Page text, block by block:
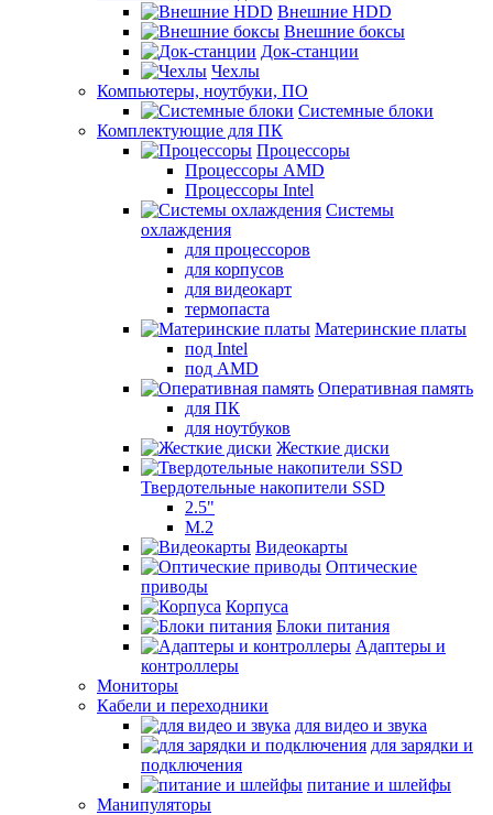
Внешние HDD
Внешние боксы
Док-станции
Чехлы
Компьютеры, ноутбуки, ПО
Системные блоки
Комплектующие для ПК
Процессоры
Процессоры AMD
Процессоры Intel
Системы
охлаждения
для процессоров
для корпусов
для видеокарт
термопаста
Материнские платы
под Intel
под AMD
Оперативная память
для ПК
для ноутбуков
Жесткие диски
Твердотельные накопители SSD
2.5"
M.2
Видеокарты
Оптические
приводы
Корпуса
Блоки питания
Адаптеры и
контроллеры
Мониторы
Кабели и переходники
для видео и звука
для зарядки и
подключения
питание и шлейфы
Манипуляторы